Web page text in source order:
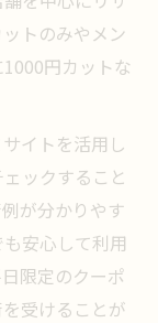
トのみやメン
円カットな
イトを活用し
ックすること
が分かりやす
安心して利用
限定のクーポ
受けることが